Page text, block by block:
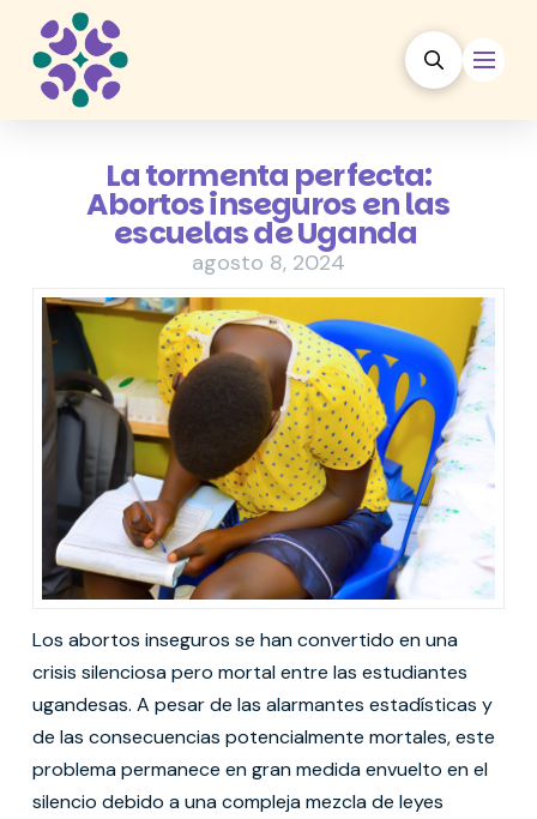
La tormenta perfecta:
Abortos inseguros en las
escuelas de Uganda
agosto 8, 2024
Los abortos inseguros se han convertido en una
crisis silenciosa pero mortal entre las estudiantes
ugandesas. A pesar de las alarmantes estadísticas y
de las consecuencias potencialmente mortales, este
problema permanece en gran medida envuelto en el
silencio debido a una compleja mezcla de leyes